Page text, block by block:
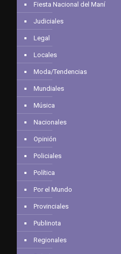
Fiesta Nacional del Maní
Judiciales
Legal
Locales
Moda/Tendencias
Mundiales
Música
Nacionales
Opinión
Policiales
Política
Por el Mundo
Provinciales
Publinota
Regionales